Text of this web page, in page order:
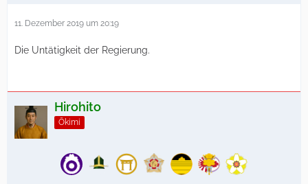
11. Dezember 2019 um 20:19
Die Untätigkeit der Regierung.
Hirohito
Ōkimi